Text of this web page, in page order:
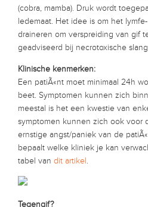
(cobra, mamba). Druk wordt
ledemaat. Het idee is om het
draineren om verspreiding van gif
geadviseerd bij necrotoxische
Klinische kenmerken:
Een patiÃ«nt moet minimaal 24h
beet. Symptomen kunnen zich
meestal is het een kwestie van
symptomen kunnen zich ook voor
ernstige angst/paniek van de
bepaalt welke kliniek je kan
tabel van dit artikel .
Tegengif?